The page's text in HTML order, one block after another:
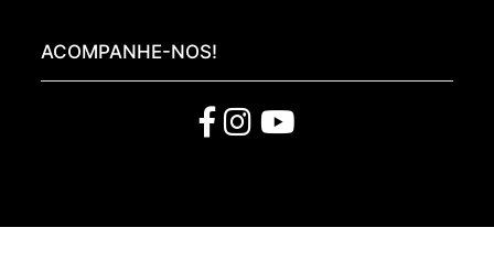
ACOMPANHE-NOS!